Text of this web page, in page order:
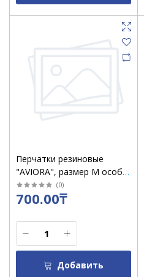
Перчатки резиновые
"AVIORA", размер М особо
прочные 5 звезд
(0)
700.00₸
Добавить